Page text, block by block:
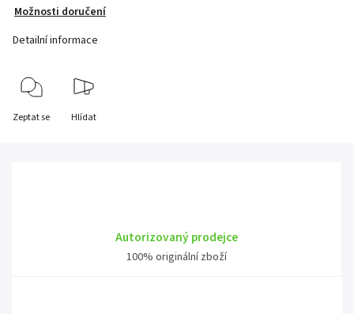
Možnosti doručení
Detailní informace
Zeptat se Hlídat
Autorizovaný prodejce
100% originální zboží